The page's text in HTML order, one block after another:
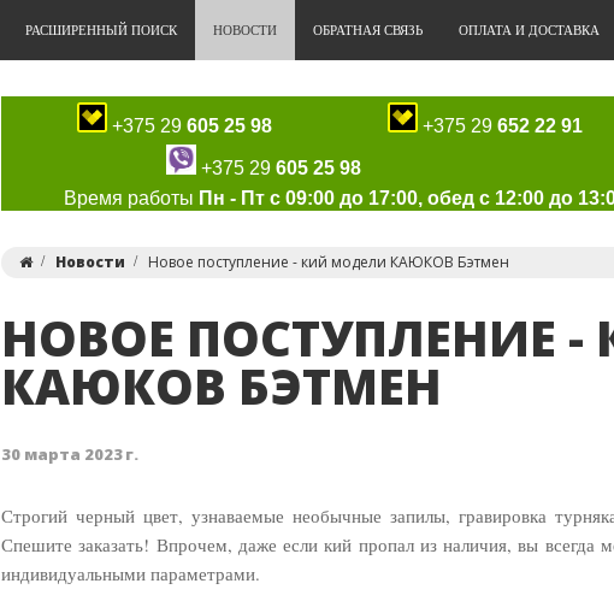
РАСШИРЕННЫЙ ПОИСК НОВОСТИ ОБРАТНАЯ СВЯЗЬ ОПЛАТА И ДОСТАВКА
+375 29 605 25 98 +375 29 652 22 91
+375 29 605 25 98
Время работы Пн - Пт с 09:00 до 17:00, обед с 12:00 до
Новости Новое поступление - кий модели КАЮКОВ Бэтмен
НОВОЕ ПОСТУПЛЕНИЕ
КАЮКОВ БЭТМЕН
30 марта 2023 г.
Строгий черный цвет, узнаваемые необычные запилы, гравировка
Спешите заказать! Впрочем, даже если кий пропал из наличия, вы всегда
индивидуальными параметрами.